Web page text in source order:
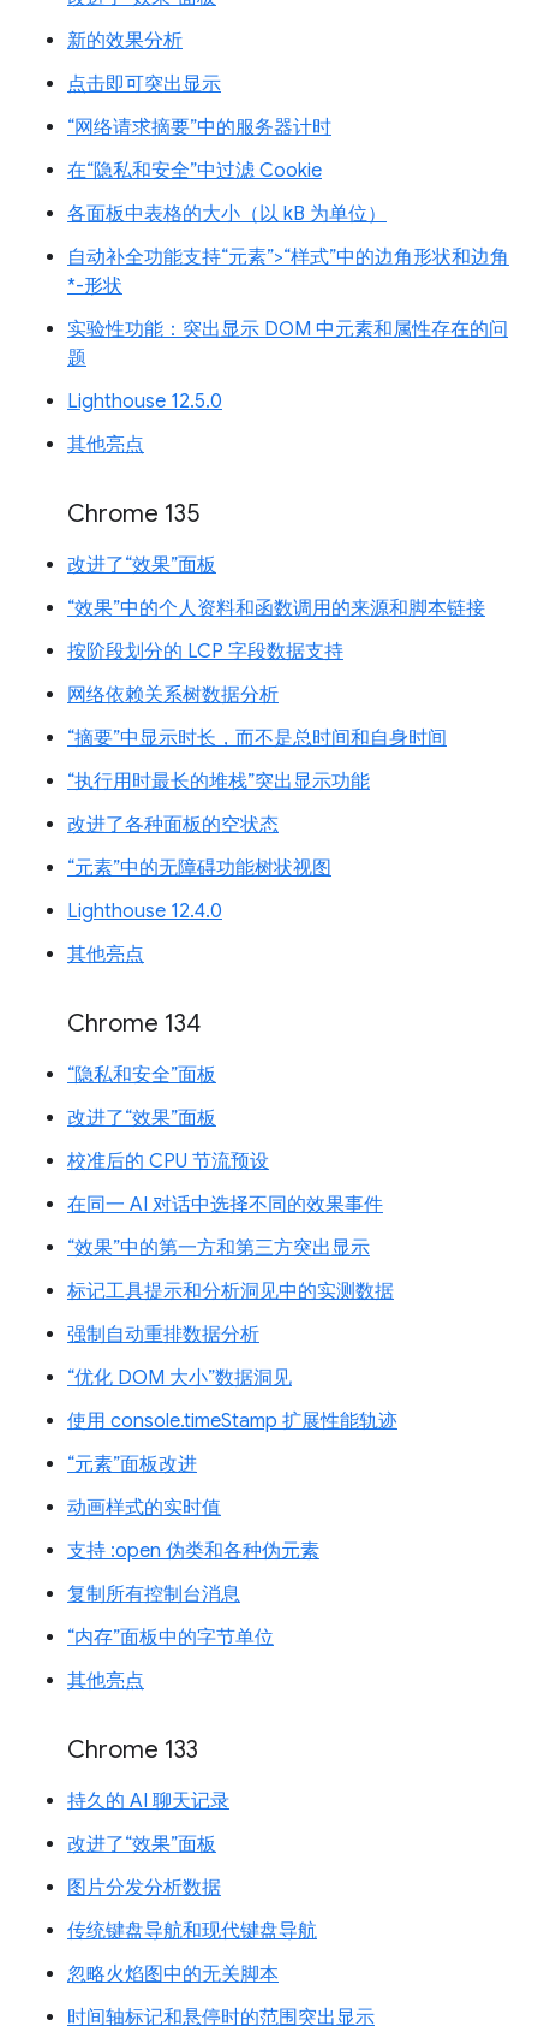
新的效果分析
点击即可突出显示
“网络请求摘要”中的服务器计时
在“隐私和安全”中过滤 Cookie
各面板中表格的大小（以 kB 为单位）
自动补全功能支持“元素”>“样式”中的边角形状和边角
*-形状
实验性功能：突出显示 DOM 中元素和属性存在的问
题
Lighthouse 12.5.0
其他亮点
Chrome 135
改进了“效果”面板
“效果”中的个人资料和函数调用的来源和脚本链接
按阶段划分的 LCP 字段数据支持
网络依赖关系树数据分析
“摘要”中显示时长，而不是总时间和自身时间
“执行用时最长的堆栈”突出显示功能
改进了各种面板的空状态
“元素”中的无障碍功能树状视图
Lighthouse 12.4.0
其他亮点
Chrome 134
“隐私和安全”面板
改进了“效果”面板
校准后的 CPU 节流预设
在同一 AI 对话中选择不同的效果事件
“效果”中的第一方和第三方突出显示
标记工具提示和分析洞见中的实测数据
强制自动重排数据分析
“优化 DOM 大小”数据洞见
使用 console.timeStamp 扩展性能轨迹
“元素”面板改进
动画样式的实时值
支持 :open 伪类和各种伪元素
复制所有控制台消息
“内存”面板中的字节单位
其他亮点
Chrome 133
持久的 AI 聊天记录
改进了“效果”面板
图片分发分析数据
传统键盘导航和现代键盘导航
忽略火焰图中的无关脚本
时间轴标记和悬停时的范围突出显示